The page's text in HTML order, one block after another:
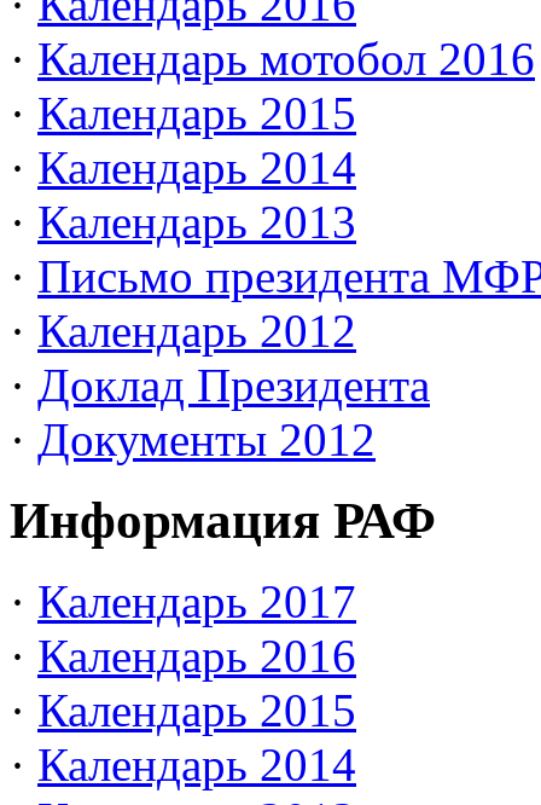
· Календарь мотобол 2016
· Календарь 2015
· Календарь 2014
· Календарь 2013
· Письмо президента
· Календарь 2012
· Доклад Президента
· Документы 2012
Информация РАФ
· Календарь 2017
· Календарь 2016
· Календарь 2015
· Календарь 2014